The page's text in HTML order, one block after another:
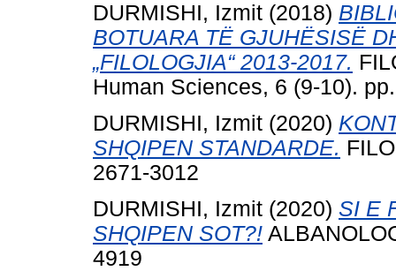
DURMISHI, Izmit (2018)
BOTUARA TË GJUHËSISË
„FILOLOGJIA“ 2013-2017.
Human Sciences, 6 (9-10).
DURMISHI, Izmit (2020)
SHQIPEN STANDARDE.
2671-3012
DURMISHI, Izmit (2020) SI E
SHQIPEN SOT?!
4919